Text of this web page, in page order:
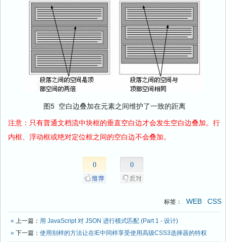
图5 空白边叠加在元素之间维护了一致的距离
注意：只有普通文档流中块框的垂直空白边才会发生空白边叠加。行
内框、浮动框或绝对定位框之间的空白边不会叠加。
0 0
标签： WEB CSS
« 上一篇： 用 JavaScript 对 JSON 进行模式匹配 (Part 1 - 设计)
» 下一篇： 使用别样的方法让在IE中同样享受使用高级CSS3选择器的特权